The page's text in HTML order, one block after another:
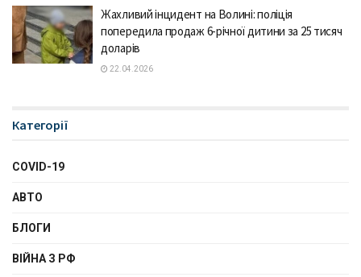
Жахливий інцидент на Волині: поліція
попередила продаж 6-річної дитини за 25 тисяч
доларів
22.04.2026
Категорії
COVID-19
АВТО
БЛОГИ
ВІЙНА З РФ